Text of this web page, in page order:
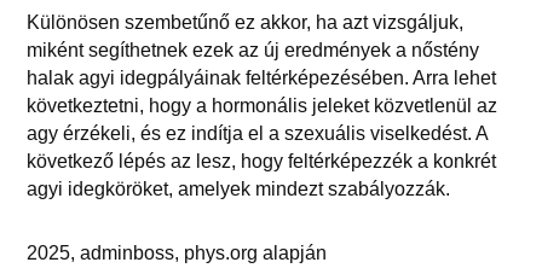
Különösen szembetűnő ez akkor, ha azt vizsgáljuk,
miként segíthetnek ezek az új eredmények a nőstény
halak agyi idegpályáinak feltérképezésében. Arra lehet
következtetni, hogy a hormonális jeleket közvetlenül az
agy érzékeli, és ez indítja el a szexuális viselkedést. A
következő lépés az lesz, hogy feltérképezzék a konkrét
agyi idegköröket, amelyek mindezt szabályozzák.
2025, adminboss, phys.org alapján